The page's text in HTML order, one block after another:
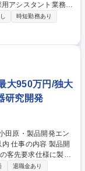
アシスタント業務(3
魅力を求職者へ伝
メイン(7割)で行いな
ては、会社説明会の
わせ対応などからス
知るメンバーとして
人事へと成長してい
時短勤務あり
大950万円/独大
研究開発
開
客先要求仕様に製品
排気関連の幅広い電
退職金あり